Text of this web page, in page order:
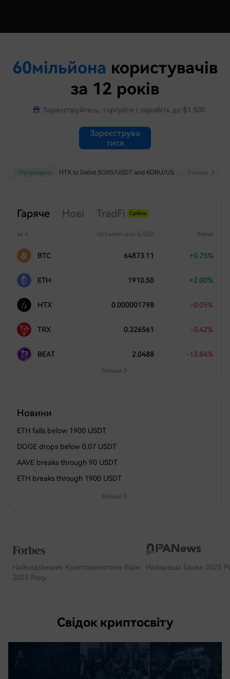
60мільйона користувачів
за 12 років
Зареєструйтесь, торгуйте і заробіть до $1 500
Зареєструва
Тися
Популярно HTX to Adjust Maximum Leverage and Position Limits of USDT-M Futures Symbols Більше
Популярно HTX to Delist SOXS/USDT and KORU/USDT Perpetual Futures Більше
Гаряче Нові TradFi
Срібло
Ім`я Остання ціна (USD) Зміна
BTC 64873.11 +0.75%
ETH 1910.50 +2.00%
HTX 0.000001798 -0.05%
TRX 0.326561 -0.42%
BEAT 2.0488 -13.84%
Більше
Новини
ETH falls below 1900 USDT
DOGE drops below 0.07 USDT
AAVE breaks through 90 USDT
ETH breaks through 1900 USDT
Більше
Найнадійніших Криптовалютних Бірж
2025 Року
Найкраща Біржа 2025
Свідок криптосвіту